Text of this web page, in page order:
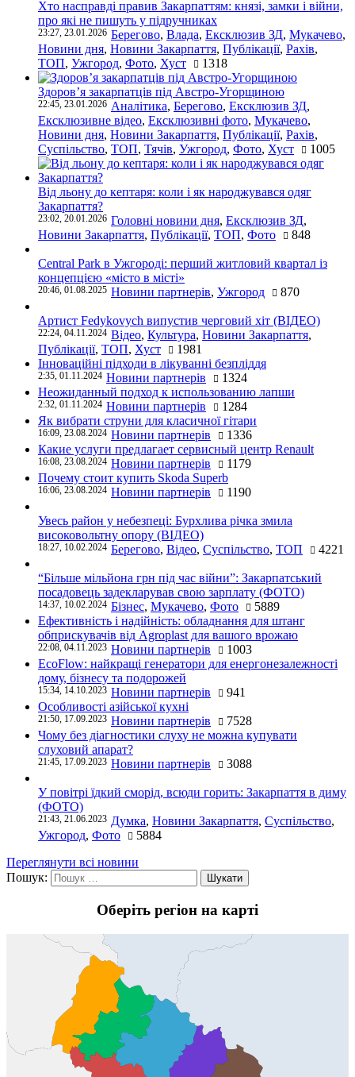
Хто насправді правив Закарпаттям: князі, замки і війни,
про які не пишуть у підручниках
23:27, 23.01.2026 Берегово, Влада, Ексклюзив ЗД, Мукачево,
Новини дня, Новини Закарпаття, Публікації, Рахів,
ТОП, Ужгород, Фото, Хуст 1318
Здоров’я закарпатців під Австро-Угорщиною
22:45, 23.01.2026 Аналітика, Берегово, Ексклюзив ЗД,
Ексклюзивне відео, Ексклюзивні фото, Мукачево,
Новини дня, Новини Закарпаття, Публікації, Рахів,
Суспільство, ТОП, Тячів, Ужгород, Фото, Хуст 1005
Від льону до кептаря: коли і як народжувався одяг
Закарпаття?
23:02, 20.01.2026 Головні новини дня, Ексклюзив ЗД,
Новини Закарпаття, Публікації, ТОП, Фото 848
Central Park в Ужгороді: перший житловий квартал із
концепцією «місто в місті»
20:46, 01.08.2025 Новини партнерів, Ужгород 870
Артист Fedykovych випустив черговий хіт (ВІДЕО)
22:24, 04.11.2024 Відео, Культура, Новини Закарпаття,
Публікації, ТОП, Хуст
1981
Інноваційні підходи в лікуванні безпліддя
2:35, 01.11.2024 Новини партнерів
1324
Неожиданный подход к использованию лапши
2:32, 01.11.2024 Новини партнерів
1284
Як вибрати струни для класичної гітари
16:09, 23.08.2024 Новини партнерів
1336
Какие услуги предлагает сервисный центр Renault
16:08, 23.08.2024 Новини партнерів
1179
Почему стоит купить Skoda Superb
16:06, 23.08.2024 Новини партнерів 1190
Увесь район у небезпеці: Бурхлива річка змила
високовольтну опору (ВІДЕО)
18:27, 10.02.2024 Берегово, Відео, Суспільство, ТОП 4221
“Більше мільйона грн під час війни”: Закарпатський
посадовець задекларував свою зарплату (ФОТО)
14:37, 10.02.2024 Бізнес, Мукачево, Фото
5889
Ефективність і надійність: обладнання для штанг
обприскувачів від Agroplast для вашого врожаю
22:08, 04.11.2023 Новини партнерів
1003
EcoFlow: найкращі генератори для енергонезалежності
дому, бізнесу та подорожей
15:34, 14.10.2023 Новини партнерів
941
Особливості азійської кухні
21:50, 17.09.2023 Новини партнерів
7528
Чому без діагностики слуху не можна купувати
слуховий апарат?
21:45, 17.09.2023 Новини партнерів 3088
У повітрі їдкий сморід, всюди горить: Закарпаття в диму
(ФОТО)
21:43, 21.06.2023 Думка, Новини Закарпаття, Суспільство,
Ужгород, Фото
5884
Переглянути всі новини
Пошук:
Оберіть регіон на карті